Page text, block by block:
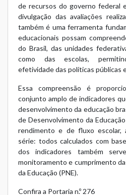
de recursos do governo federal
divulgação das avaliações
também é uma ferramenta
educacionais possam
do Brasil, das unidades
como das escolas,
efetividade das políticas públicas
Essa compreensão é
conjunto amplo de indicadores
desenvolvimento da educação
de Desenvolvimento da
rendimento e de fluxo escolar,
série: todos calculados com
dos indicadores também
monitoramento e cumprimento
da Educação (PNE).
Confira a Portaria n.º 276